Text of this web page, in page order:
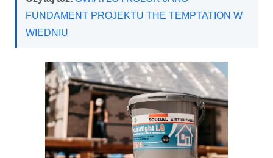
FUNDAMENT PROJEKTU THE TEMPTATION W
WIEDNIU